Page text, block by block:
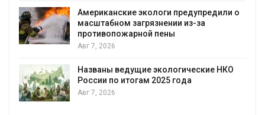
Американские экологи предупредили о
масштабном загрязнении из-за
противопожарной пены
Авг 7, 2026
Названы ведущие экологические НКО
России по итогам 2025 года
Авг 7, 2026